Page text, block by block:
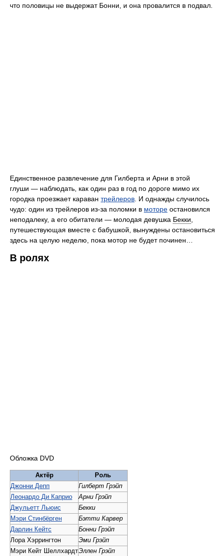
что половицы не выдержат Бонни, и она провалится в подвал.
Единственное развлечение для Гилберта и Арни в этой
глуши — наблюдать, как один раз в год по дороге мимо их
городка проезжает караван трейлеров . И однажды случилось
чудо: один из трейлеров из-за поломки в моторе остановился
неподалеку, а его обитатели — молодая девушка Бекки
путешествующая вместе с бабушкой, вынуждены остановиться
здесь на целую неделю, пока мотор не будет починен…
В ролях
Обложка DVD
Актёр
Роль
Джонни Депп
Гилберт Грэйп
Леонардо Ди Каприо
Арни Грэйп
Джульетт Льюис
Бекки
Мэри Стинбёрген
Бэтти Карвер
Дарлин Кейтс
Бонни Грэйп
Лора Хэррингтон
Эми Грэйп
Мэри Кейт ШеллхардтЭллен Грэйп